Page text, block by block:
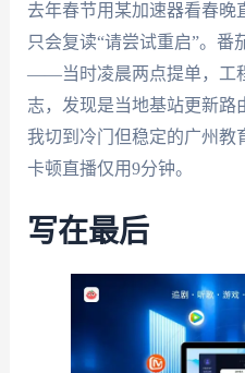
去年春节用某加速器看春晚
只会复读“请尝试重启”。番
——当时凌晨两点提单，工
志，发现是当地基站更新路
我切到冷门但稳定的广州教
卡顿直播仅用9分钟。
写在最后